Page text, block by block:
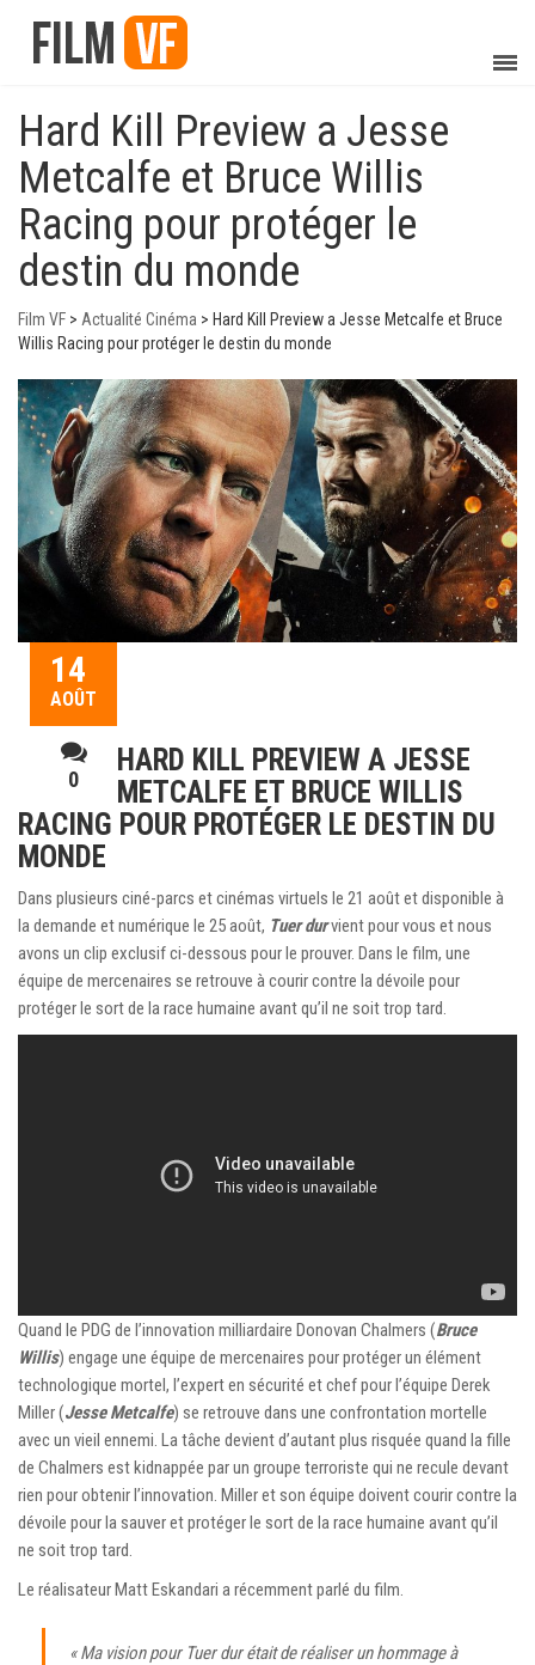
Hard Kill Preview a Jesse
Metcalfe et Bruce Willis
Racing pour protéger le
destin du monde
Film VF > Actualité Cinéma > Hard Kill Preview a Jesse Metcalfe et Bruce
Willis Racing pour protéger le destin du monde
14
AOÛT
0
HARD KILL PREVIEW A JESSE
METCALFE ET BRUCE WILLIS
RACING POUR PROTÉGER LE DESTIN DU
MONDE
Dans plusieurs ciné-parcs et cinémas virtuels le 21 août et disponible à
la demande et numérique le 25 août, Tuer durvient pour vous et nous
avons un clip exclusif ci-dessous pour le prouver. Dans le film, une
équipe de mercenaires se retrouve à courir contre la dévoile pour
protéger le sort de la race humaine avant qu’il ne soit trop tard.
Quand le PDG de l’innovation milliardaire Donovan Chalmers (Bruce
Willis) engage une équipe de mercenaires pour protéger un élément
technologique mortel, l’expert en sécurité et chef pour l’équipe Derek
Miller (Jesse Metcalfe) se retrouve dans une confrontation mortelle
avec un vieil ennemi. La tâche devient d’autant plus risquée quand la fille
de Chalmers est kidnappée par un groupe terroriste qui ne recule devant
rien pour obtenir l’innovation. Miller et son équipe doivent courir contre la
dévoile pour la sauver et protéger le sort de la race humaine avant qu’il
ne soit trop tard.
Le réalisateur Matt Eskandari a récemment parlé du film.
« Ma vision pour Tuer durétait de réaliser un hommage à